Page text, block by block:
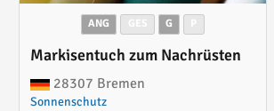
ANG G
Markisentuch zum Nachrüsten
28307 Bremen
Sonnenschutz